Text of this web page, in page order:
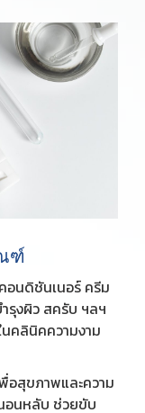
ฑ์
นดิชันเนอร์ ครีม
รุงผิว สครับ ฯลฯ
คลินิคความงาม
อสุขภาพและความ
อนหลับ ช่วยขับ